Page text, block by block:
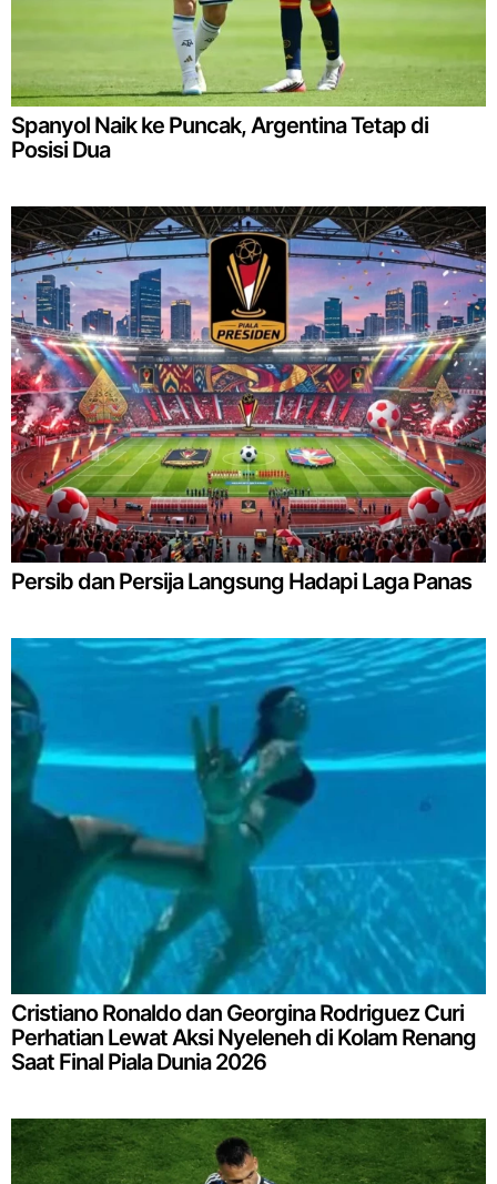
Spanyol Naik ke Puncak, Argentina Tetap di
Posisi Dua
Persib dan Persija Langsung Hadapi Laga Panas
Cristiano Ronaldo dan Georgina Rodriguez Curi
Perhatian Lewat Aksi Nyeleneh di Kolam Renang
Saat Final Piala Dunia 2026